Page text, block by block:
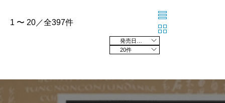
1 〜 20／全397件
20件